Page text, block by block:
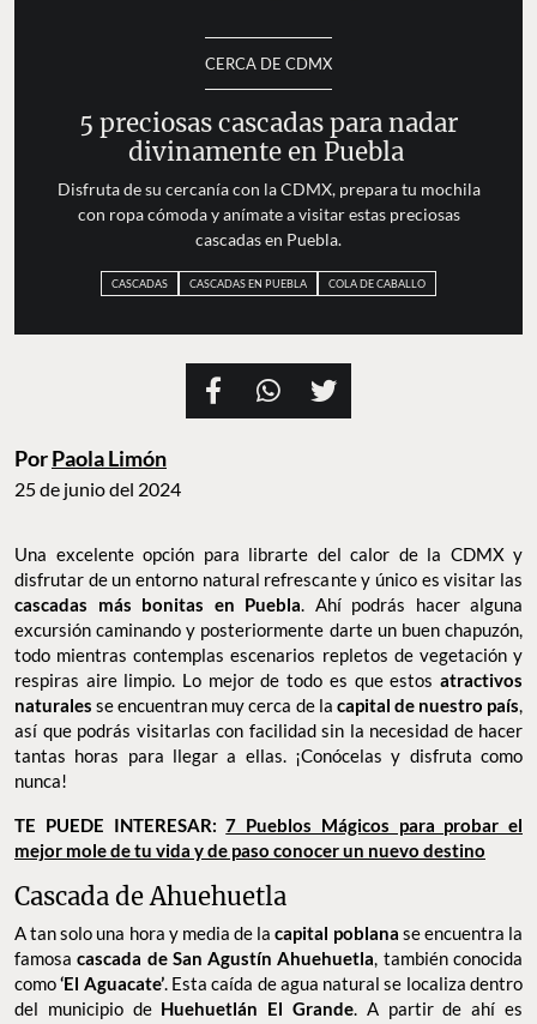
CERCA DE CDMX
5 preciosas cascadas para nadar
divinamente en Puebla
Disfruta de su cercanía con la CDMX, prepara tu mochila
con ropa cómoda y anímate a visitar estas preciosas
cascadas en Puebla.
CASCADAS CASCADAS EN PUEBLA COLA DE CABALLO
PorPaola Limón
25 de junio del 2024
Una excelente opción para librarte del calor de la CDMX y
disfrutar de un entorno natural refrescante y único es visitar las
cascadas más bonitas en Puebla. Ahí podrás hacer alguna
excursión caminando y posteriormente darte un buen chapuzón,
todo mientras contemplas escenarios repletos de vegetación y
respiras aire limpio. Lo mejor de todo es que estos atractivos
naturales se encuentran muy cerca de la capital de nuestro país,
así que podrás visitarlas con facilidad sin la necesidad de hacer
tantas horas para llegar a ellas. ¡Conócelas y disfruta como
nunca!
TE PUEDE INTERESAR:7 Pueblos Mágicos para probar el
mejor mole de tu vida y de paso conocer un nuevo destino
Cascada de Ahuehuetla
A tan solo una hora y media de la capital poblana se encuentra la
famosa cascada de San Agustín Ahuehuetla, también conocida
como‘El Aguacate’. Esta caída de agua natural se localiza dentro
del municipio de Huehuetlán El Grande. A partir de ahí es